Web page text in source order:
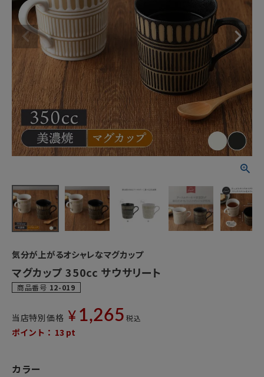
気分が上がるオシャレなマグカップ
マグカップ 350cc サウサリート
商品番号 12-019
当店特別価格 ¥ 1,265 税込
ポイント： 13 pt
カラー